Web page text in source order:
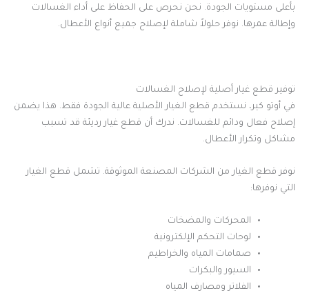
بأعلى مستويات الجودة. نحن نحرص على الحفاظ على أداء الغسالات
وإطالة عمرها. نوفر حلولاً شاملة لإصلاح جميع أنواع الأعطال.
توفير قطع غيار أصلية لإصلاح الغسالات
في أوتو كير، نستخدم قطع الغيار الأصلية عالية الجودة فقط. هذا يضمن
إصلاح فعال ودائم للغسالات. ندرك أن قطع غيار رديئة قد تسبب
مشاكل وتكرار الأعطال.
نوفر قطع الغيار من الشركات المصنعة الموثوقة. تشمل قطع الغيار
التي نوفرها:
المحركات والمضخات
لوحات التحكم الإلكترونية
صمامات المياه والخراطيم
السيور والبكرات
الفلاتر ومصارف المياه